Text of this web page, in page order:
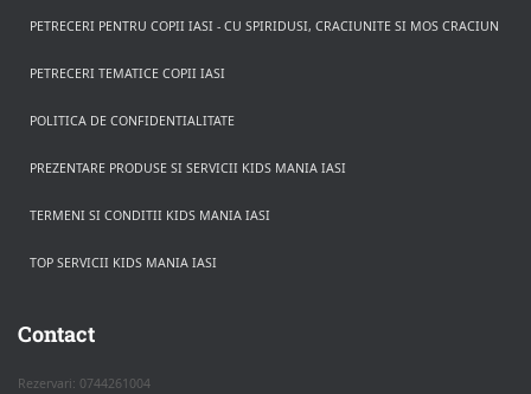
PETRECERI PENTRU COPII IASI - CU SPIRIDUSI, CRACIUNITE SI MOS CRACIUN
PETRECERI TEMATICE COPII IASI
POLITICA DE CONFIDENTIALITATE
PREZENTARE PRODUSE SI SERVICII KIDS MANIA IASI
TERMENI SI CONDITII KIDS MANIA IASI
TOP SERVICII KIDS MANIA IASI
Contact
Rezervari: 0744261004
Apasa pe o categorie ca sa vezi serviciile.